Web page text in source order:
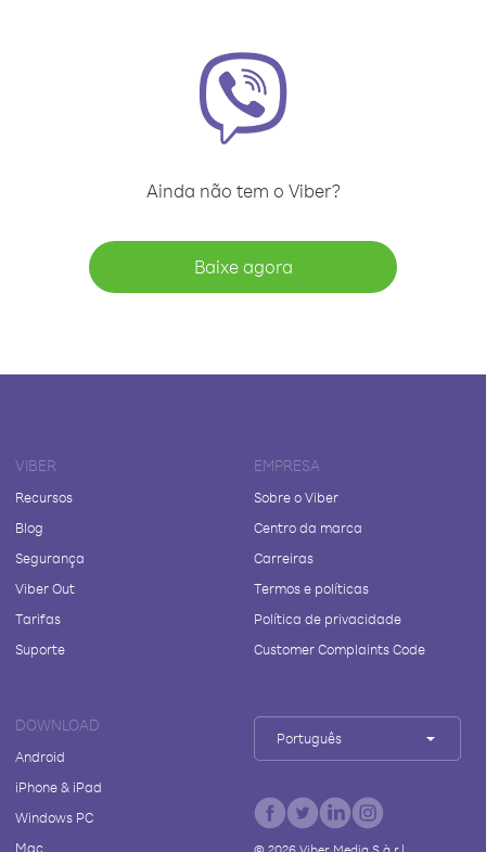
Ainda não tem o Viber?
Baixe agora
VIBER
Recursos
Blog
Segurança
Viber Out
Tarifas
Suporte
EMPRESA
Sobre o Viber
Centro da marca
Carreiras
Termos e políticas
Política de privacidade
Customer Complaints Code
DOWNLOAD
Android
iPhone & iPad
Windows PC
Mac
Português